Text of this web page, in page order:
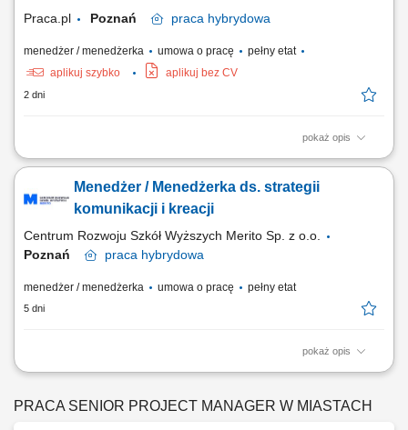
Praca.pl Poznań praca hybrydowa
menedżer / menedżerka umowa o pracę
pełny etat
aplikuj szybko
aplikuj bez CV
2 dni
pokaż opis
Zakres obowiązków: Tworzenie i realizacja długofalowej strategii
komunikacji (big ideas) budujących rozpoznawalność i przewagę
rynkową; Nadzór nad spójnością marki we wszystkich kanałach
Menedżer / Menedżerka ds. strategii
komunikacji i kreacji
Centrum Rozwoju Szkół Wyższych Merito Sp. z o.o.
Poznań
praca hybrydowa
menedżer / menedżerka umowa o pracę pełny etat
5 dni
pokaż opis
Zakres obowiązków: Tworzenie i rozwój długofalowej strategii
Odpowiedzialność za kierunki rozwoju marki, jej pozycjonowania oraz
PRACA SENIOR PROJECT MANAGER W MIASTACH